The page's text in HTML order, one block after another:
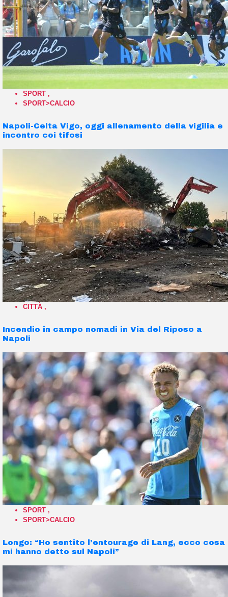
SPORT ,
SPORT>CALCIO
Napoli-Celta Vigo, oggi allenamento della vigilia e
incontro coi tifosi
CITTÀ ,
Incendio in campo nomadi in Via del Riposo a
Napoli
SPORT ,
SPORT>CALCIO
Longo: “Ho sentito l’entourage di Lang, ecco cosa
mi hanno detto sul Napoli”